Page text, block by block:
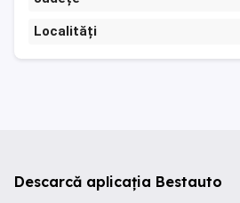
Localități
Descarcă aplicația Bestauto